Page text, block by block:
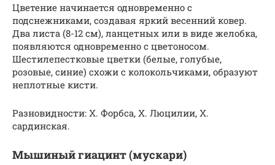
Цветение начинается одновременно с
подснежниками, создавая яркий весенний ковер.
Два листа (8-12 см), ланцетных или в виде желобка,
появляются одновременно с цветоносом.
Шестилепестковые цветки (белые, голубые,
розовые, синие) схожи с колокольчиками, образуют
неплотные кисти.
Разновидности: Х. Форбса, Х. Люцилии, Х.
сардинская.
Мышиный гиацинт (мускари)